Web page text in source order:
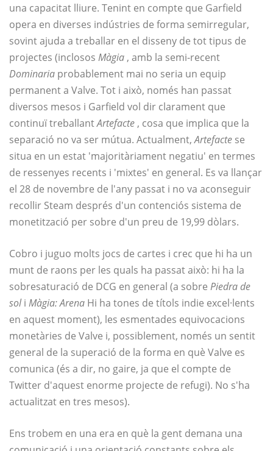
una capacitat lliure. Tenint en compte que Garfield
opera en diverses indústries de forma semirregular,
sovint ajuda a treballar en el disseny de tot tipus de
projectes (inclosos Màgia , amb la semi-recent
Dominaria probablement mai no seria un equip
permanent a Valve. Tot i això, només han passat
diversos mesos i Garfield vol dir clarament que
continuï treballantArtefacte , cosa que implica que la
separació no va ser mútua. Actualment,Artefacte se
situa en un estat 'majoritàriament negatiu' en termes
de ressenyes recents i 'mixtes' en general. Es va llançar
el 28 de novembre de l'any passat i no va aconseguir
recollir Steam després d'un contenciós sistema de
monetització per sobre d'un preu de 19,99 dòlars.
Cobro i juguo molts jocs de cartes i crec que hi ha un
munt de raons per les quals ha passat això: hi ha la
sobresaturació de DCG en general (a sobre Piedra de
soli Màgia: Arena Hi ha tones de títols indie excel·lents
en aquest moment), les esmentades equivocacions
monetàries de Valve i, possiblement, només un sentit
general de la superació de la forma en què Valve es
comunica (és a dir, no gaire, ja que el compte de
Twitter d'aquest enorme projecte de refugi). No s'ha
actualitzat en tres mesos).
Ens trobem en una era en què la gent demana una